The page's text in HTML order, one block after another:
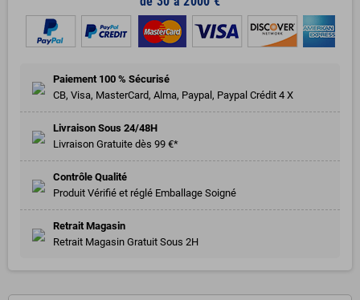
Paiement 100 % Sécurisé
CB, Visa, MasterCard, Alma, Paypal, Paypal Crédit 4 X
Livraison Sous 24/48H
Livraison Gratuite dès 99 €*
Contrôle Qualité
Produit Vérifié et réglé Emballage Soigné
Retrait Magasin
Retrait Magasin Gratuit Sous 2H